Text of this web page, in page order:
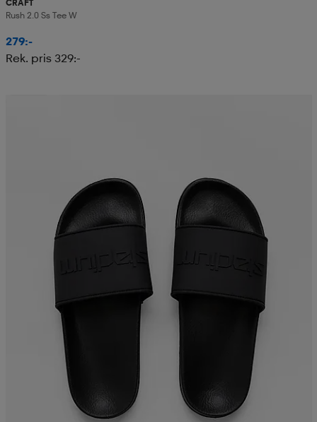
CRAFT
Rush 2.0 Ss Tee W
279:-
Rek. pris 329:-